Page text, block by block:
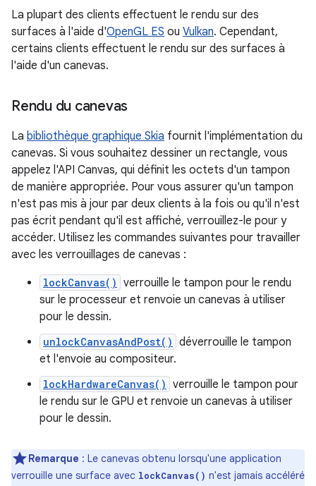
La plupart des clients effectuent le rendu sur des
surfaces à l'aide d'OpenGL ES ou Vulkan. Cependant,
certains clients effectuent le rendu sur des surfaces à
l'aide d'un canevas.
Rendu du canevas
La bibliothèque graphique Skia fournit l'implémentation du
canevas. Si vous souhaitez dessiner un rectangle, vous
appelez l'API Canvas, qui définit les octets d'un tampon
de manière appropriée. Pour vous assurer qu'un tampon
n'est pas mis à jour par deux clients à la fois ou qu'il n'est
pas écrit pendant qu'il est affiché, verrouillez-le pour y
accéder. Utilisez les commandes suivantes pour travailler
avec les verrouillages de canevas :
lockCanvas() verrouille le tampon pour le rendu
sur le processeur et renvoie un canevas à utiliser
pour le dessin.
unlockCanvasAndPost() déverrouille le tampon
et l'envoie au compositeur.
lockHardwareCanvas() verrouille le tampon pour
le rendu sur le GPU et renvoie un canevas à utiliser
pour le dessin.
Remarque : Le canevas obtenu lorsqu'une application
verrouille une surface avec lockCanvas() n'est jamais accéléré